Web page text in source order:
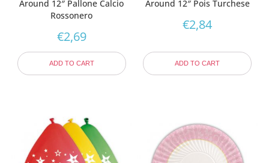
Around 12″ Pallone Calcio
Rossonero
€2,69
ADD TO CART
Around 12″ Pois Turchese
€2,84
ADD TO CART